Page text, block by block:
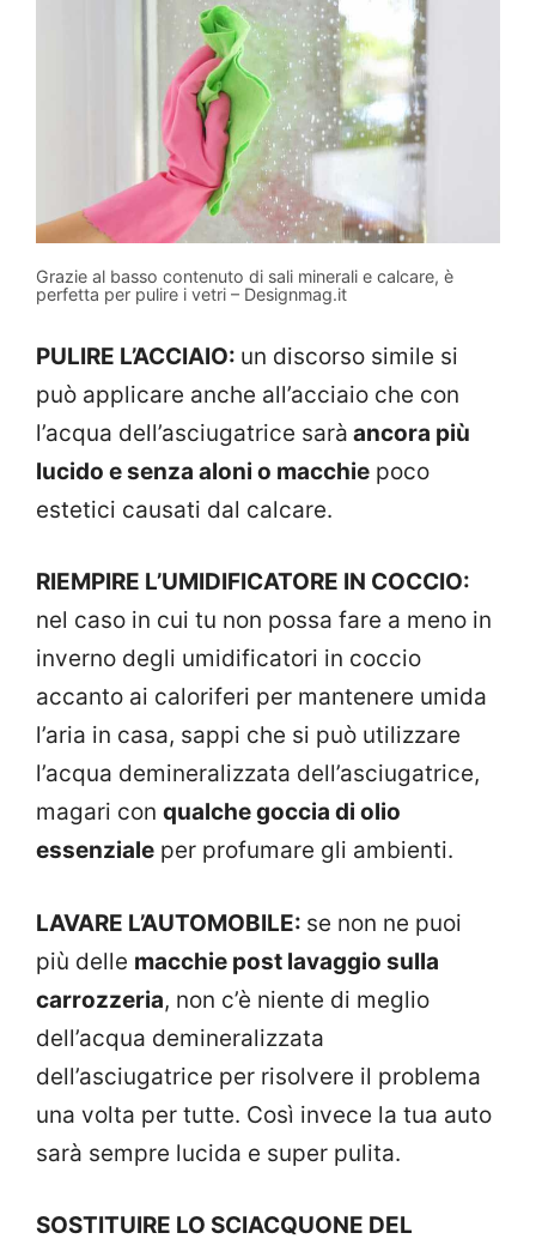
Grazie al basso contenuto di sali minerali e calcare, è
perfetta per pulire i vetri – Designmag.it
PULIRE L’ACCIAIO: un discorso simile si
può applicare anche all’acciaio che con
l’acqua dell’asciugatrice sarà ancora più
lucido e senza aloni o macchie poco
estetici causati dal calcare.
RIEMPIRE L’UMIDIFICATORE IN COCCIO:
nel caso in cui tu non possa fare a meno in
inverno degli umidificatori in coccio
accanto ai caloriferi per mantenere umida
l’aria in casa, sappi che si può utilizzare
l’acqua demineralizzata dell’asciugatrice,
magari con qualche goccia di olio
essenziale per profumare gli ambienti.
LAVARE L’AUTOMOBILE: se non ne puoi
più delle macchie post lavaggio sulla
carrozzeria, non c’è niente di meglio
dell’acqua demineralizzata
dell’asciugatrice per risolvere il problema
una volta per tutte. Così invece la tua auto
sarà sempre lucida e super pulita.
SOSTITUIRE LO SCIACQUONE DEL